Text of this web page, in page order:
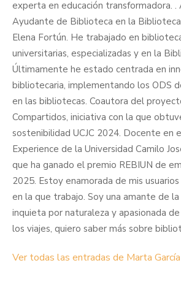
experta en educación transformadora.
Ayudante de Biblioteca en la
Elena Fortún. He trabajado en
universitarias, especializadas y en la
Últimamente he estado centrada en
bibliotecaria, implementando los ODS
en las bibliotecas. Coautora del
Compartidos, iniciativa con la que
sostenibilidad UCJC 2024. Docente en
Experience de la Universidad Camilo
que ha ganado el premio REBIUN de
2025. Estoy enamorada de mis
en la que trabajo. Soy una amante de
inquieta por naturaleza y apasionada
los viajes, quiero saber más sobre
Ver todas las entradas de Marta